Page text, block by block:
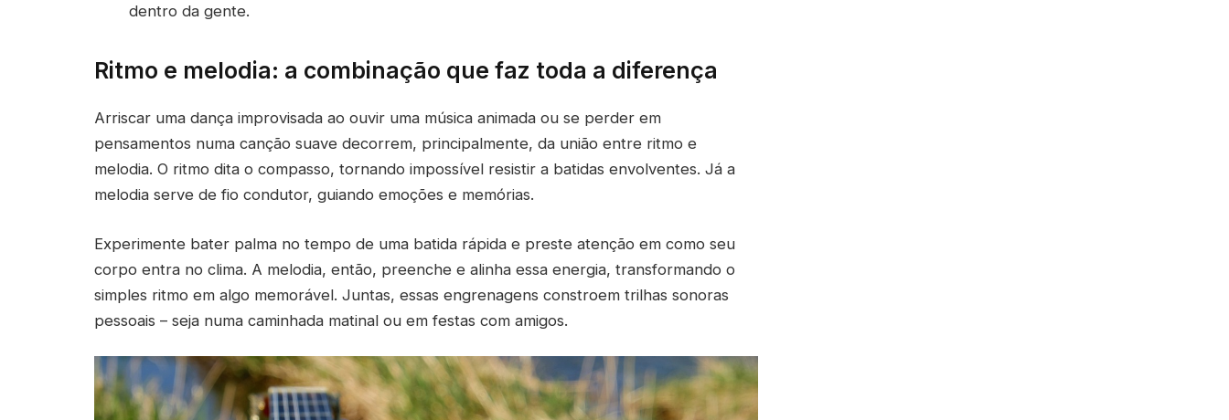
dentro da gente.
Ritmo e melodia: a combinação que faz toda a diferença
Arriscar uma dança improvisada ao ouvir uma música animada ou se perder em
pensamentos numa canção suave decorrem, principalmente, da união entre ritmo e
melodia. O ritmo dita o compasso, tornando impossível resistir a batidas envolventes. Já a
melodia serve de fio condutor, guiando emoções e memórias.
Experimente bater palma no tempo de uma batida rápida e preste atenção em como seu
corpo entra no clima. A melodia, então, preenche e alinha essa energia, transformando o
simples ritmo em algo memorável. Juntas, essas engrenagens constroem trilhas sonoras
pessoais – seja numa caminhada matinal ou em festas com amigos.